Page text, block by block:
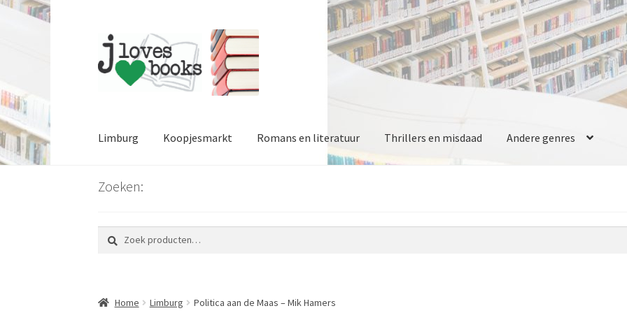
Ga
door
naar
navigatie
Ga
naar
de
inhoud
Limburg Koopjesmarkt Romans en literatuur Thrillers en misdaad Andere genres
Zoeken:
Zoeken
naar:
Zoeken
Home Limburg Politica aan de Maas – Mik Hamers